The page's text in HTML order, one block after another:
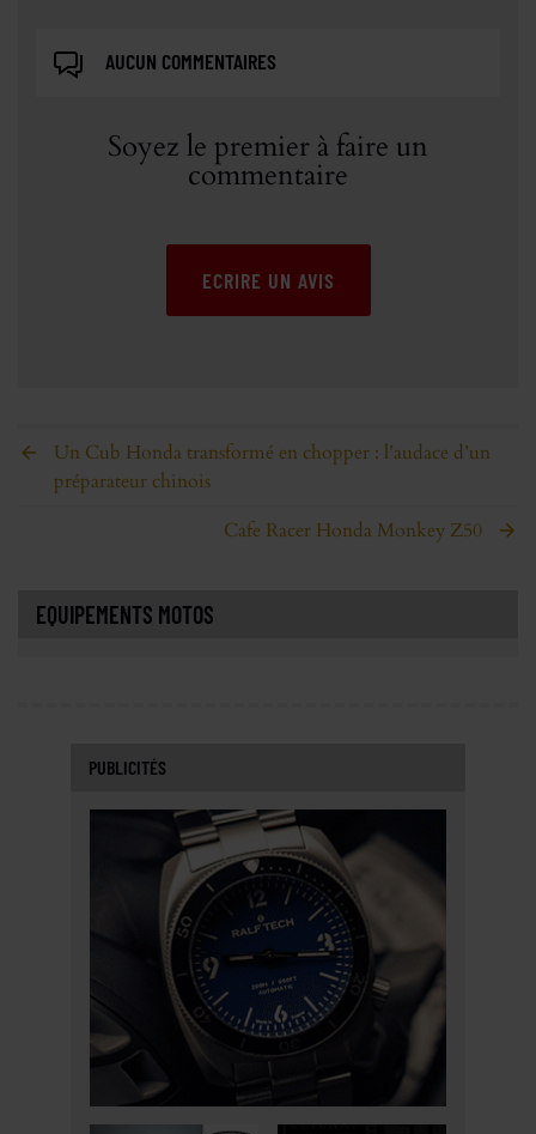
AUCUN COMMENTAIRES
Soyez le premier à faire un
commentaire
ECRIRE UN AVIS
Un Cub Honda transformé en chopper : l’audace d’un
préparateur chinois
Cafe Racer Honda Monkey Z50
EQUIPEMENTS MOTOS
PUBLICITÉS